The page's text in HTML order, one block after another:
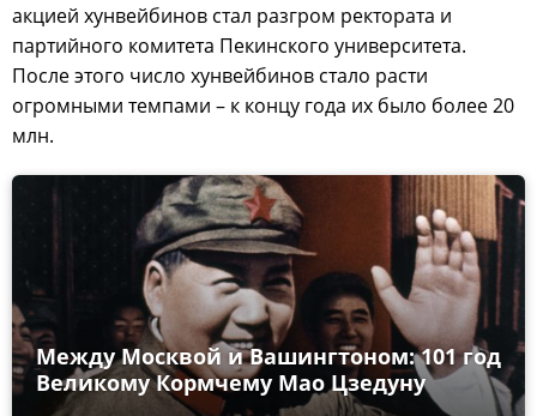
акцией хунвейбинов стал разгром ректората и
партийного комитета Пекинского университета.
После этого число хунвейбинов стало расти
огромными темпами – к концу года их было более 20
млн.
Между Москвой и Вашингтоном: 101 год
Великому Кормчему Мао Цзедуну